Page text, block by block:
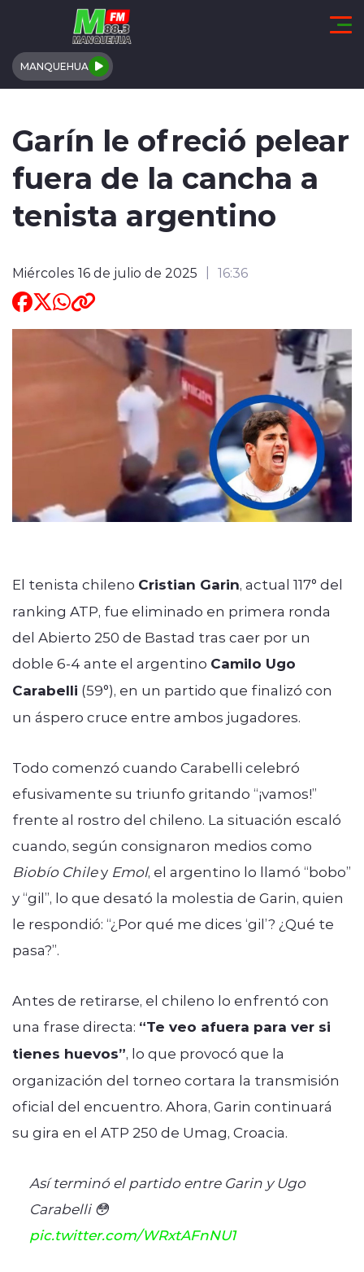
Click acá para ir directamente al contenido
MANQUEHUA
REGIONALES
TENDENCIAS
DEPORTES
INTERNACIONAL
ENTREVISTAS
modo claro
Garín le ofreció pelear
fuera de la cancha a
tenista argentino
Miércoles 16 de julio de 2025 16:36
El tenista chileno Cristian Garin, actual 117° del
ranking ATP, fue eliminado en primera ronda
del Abierto 250 de Bastad tras caer por un
doble 6-4 ante el argentino Camilo Ugo
Carabelli (59°), en un partido que finalizó con
un áspero cruce entre ambos jugadores.
Todo comenzó cuando Carabelli celebró
efusivamente su triunfo gritando “¡vamos!”
frente al rostro del chileno. La situación escaló
cuando, según consignaron medios como
Biobío Chiley Emol, el argentino lo llamó “bobo”
y “gil”, lo que desató la molestia de Garin, quien
le respondió: “¿Por qué me dices ‘gil’? ¿Qué te
pasa?”.
Antes de retirarse, el chileno lo enfrentó con
una frase directa: “Te veo afuera para ver si
tienes huevos”, lo que provocó que la
organización del torneo cortara la transmisión
oficial del encuentro. Ahora, Garin continuará
su gira en el ATP 250 de Umag, Croacia.
Así terminó el partido entre Garin y Ugo
Carabelli 😳
pic.twitter.com/WRxtAFnNU1